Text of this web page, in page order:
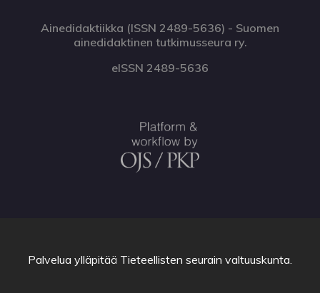
Ainedidaktiikka (ISSN 2489-5636) - Suomen
ainedidaktinen tutkimusseura ry.
eISSN 2489-5636
Palvelua ylläpitää Tieteellisten seurain valtuuskunta.